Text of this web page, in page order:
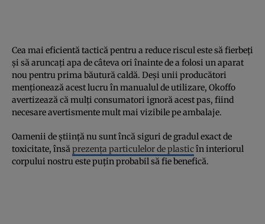
Cea mai eficientă tactică pentru a reduce riscul este să fierbeți
și să aruncați apa de câteva ori înainte de a folosi un aparat
nou pentru prima băutură caldă. Deși unii producători
menționează acest lucru în manualul de utilizare, Okoffo
avertizează că mulți consumatori ignoră acest pas, fiind
necesare avertismente mult mai vizibile pe ambalaje.
Oamenii de știință nu sunt încă siguri de gradul exact de
toxicitate, însăprezența particulelor de plasticîn interiorul
corpului nostru este puțin probabil să fie benefică.